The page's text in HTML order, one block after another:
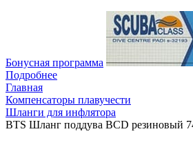
Бонусная программа
Подробнее
Главная
Компенсаторы плавучести
Шланги для инфлятора
BTS Шланг поддува BCD резиновый